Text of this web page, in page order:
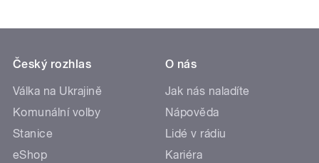
Český rozhlas
Válka na Ukrajině
Komunální volby
Stanice
eShop
O nás
Jak nás naladíte
Nápověda
Lidé v rádiu
Kariéra